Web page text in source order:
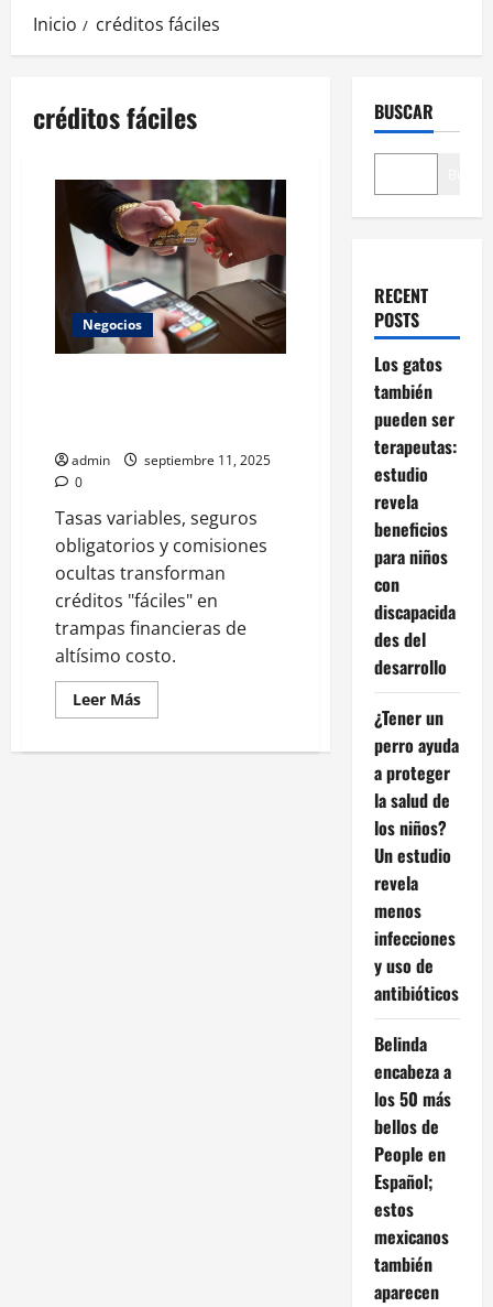
Inicio créditos fáciles
créditos fáciles
Negocios
admin
septiembre 11, 2025
0
Tasas variables, seguros
obligatorios y comisiones
ocultas transforman
créditos "fáciles" en
trampas financieras de
altísimo costo.
Leer MásLeer
más
Créditos
BUSCAR
RECENT
POSTS
Los gatos
también
pueden ser
terapeutas:
estudio
revela
beneficios
para niños
con
discapacida
des del
desarrollo
¿Tener un
perro ayuda
a proteger
la salud de
los niños?
Un estudio
revela
menos
infecciones
y uso de
antibióticos
Belinda
encabeza a
los 50 más
bellos de
People en
Español;
estos
mexicanos
también
aparecen